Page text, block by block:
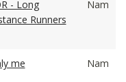
- Long
Runners
Nam
me Nam